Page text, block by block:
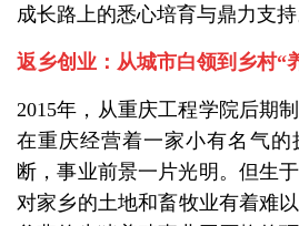
成长路上的悉心培育与鼎力支持
返乡创业：从城市白领到乡村“
2015年，从重庆工程学院后期
在重庆经营着一家小有名气的
断，事业前景一片光明。但生
对家乡的土地和畜牧业有着难